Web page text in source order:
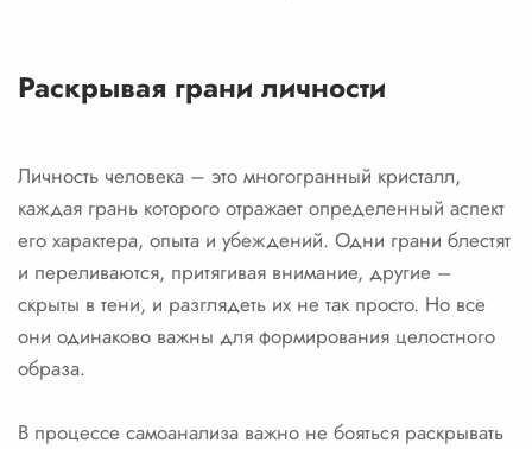
Раскрывая грани личности
Личность человека – это многогранный кристалл,
каждая грань которого отражает определенный аспект
его характера, опыта и убеждений. Одни грани блестят
и переливаются, притягивая внимание, другие –
скрыты в тени, и разглядеть их не так просто. Но все
они одинаково важны для формирования целостного
образа.
В процессе самоанализа важно не бояться раскрывать